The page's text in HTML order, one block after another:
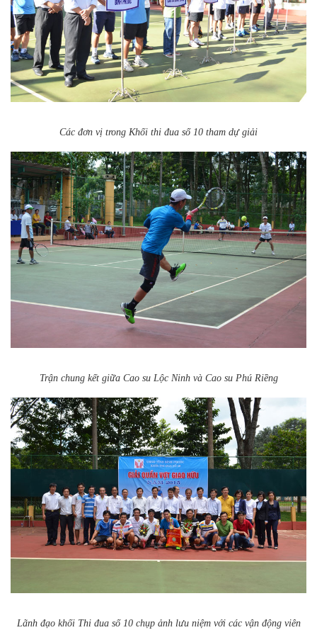
Các đơn vị trong Khối thi đua số 10 tham dự giải
Trận chung kết giữa Cao su Lộc Ninh và Cao su Phú Riềng
Lãnh đạo khối Thi đua số 10 chụp ảnh lưu niệm với các vận động viên